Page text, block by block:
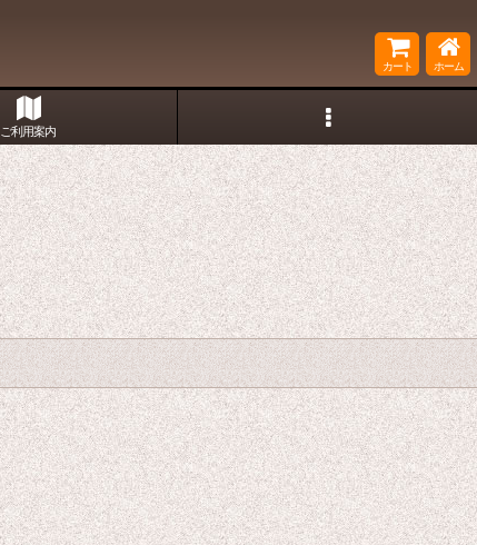
カート ホーム
ご利用案内